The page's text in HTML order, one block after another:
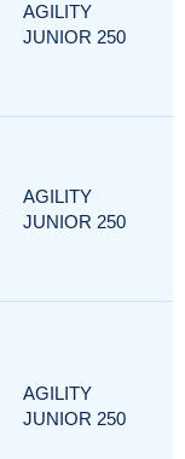
AGILITY
JUNIOR 250
AGILITY
JUNIOR 250
AGILITY
JUNIOR 250